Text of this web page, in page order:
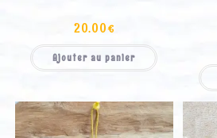
20.00€
Ajouter au panier